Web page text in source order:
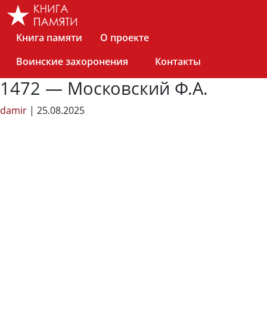
Skip
Книга памяти
О проекте
Воинские захоронения
Контакты
1472 — Московский Ф.А.
damir | 25.08.2025